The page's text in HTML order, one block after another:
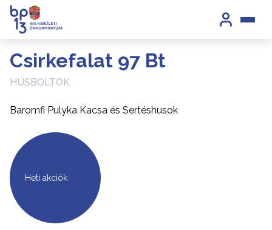
Csirkefalat 97 Bt
HÚSBOLTOK
Baromfi Pulyka Kacsa és Sertéshusok
Heti akciók